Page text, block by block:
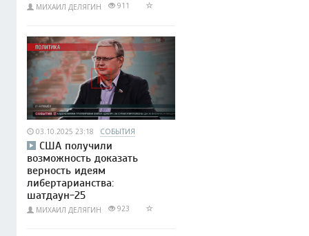
МИХАИЛ ДЕЛЯГИН 911
03.10.2025 23:18 СОБЫТИЯ
США получили
возможность доказать
верность идеям
либертарианства:
шатдаун-25
МИХАИЛ ДЕЛЯГИН 923